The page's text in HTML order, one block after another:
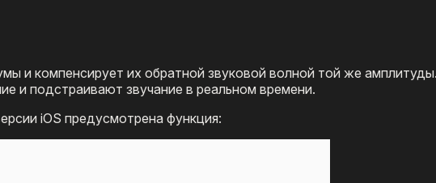
и компенсирует их обратной звуковой волной той же амплитуды.
и подстраивают звучание в реальном времени.
iOS предусмотрена функция: